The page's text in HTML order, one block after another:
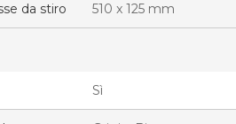
da stiro 510 x 125 mm
Sì